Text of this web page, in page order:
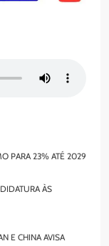
PARA 23% ATÉ 2029
ÀS
E CHINA AVISA